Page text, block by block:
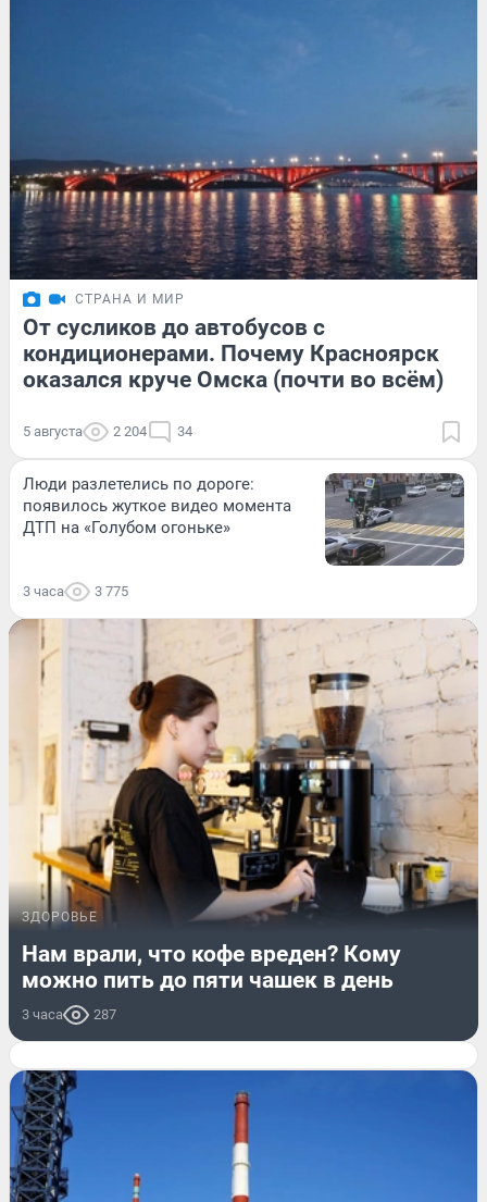
СТРАНА И МИР
От сусликов до автобусов с
кондиционерами. Почему Красноярск
оказался круче Омска (почти во всём)
5 августа 2 204 34
Люди разлетелись по дороге:
появилось жуткое видео момента
ДТП на «Голубом огоньке»
3 часа 3 775
ЗДОРОВЬЕ
Нам врали, что кофе вреден? Кому
можно пить до пяти чашек в день
3 часа 287